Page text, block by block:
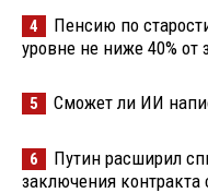
4
Пенсию по
уровне не ниже 40% от
5 Сможет ли ИИ
6
Путин расширил
заключения